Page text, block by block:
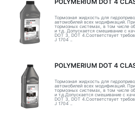
Тормозная жидкость для
автомобилей всех модификаций.
тормозных системах, в том числе
и т.д. Допускается смешивание с
DOT 3, DOT 4.Соответствует
J 1704 ..
POLYMERIUM DOT 4
Тормозная жидкость для
автомобилей всех модификаций.
тормозных системах, в том числе
и т.д.Допускается смешивание с
DOT 3, DOT 4.Соответствует
J 1704 ..